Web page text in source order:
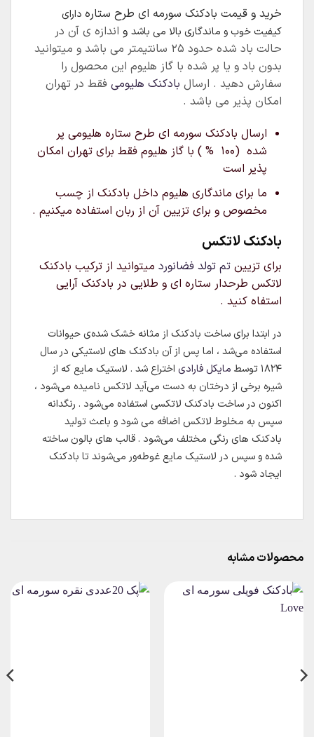
خرید و قیمت بادکنک سورمه ای طرح ستاره دارای
کیفیت خوب و ماندگاری بالا می باشد و اندازه ی آن در
حالت باد شده حدود ۲۵ سانتیمتر می باشد و میتوانید
بدون باد و یا پر شده با گاز هلیوم این محصول را
سفارش دهید . ارسال بادکنک هلیومی فقط در تهران
امکان پذیر می باشد .
ارسال بادکنک سورمه ای طرح ستاره هلیومی پر
شده (۱۰۰ % ) با گاز هلیوم فقط برای تهران امکان
پذیر است
ما برای ماندگاری هلیوم داخل بادکنک از چسب
مخصوص و برای تزیین آن از ربان استفاده میکنیم .
بادکنک لاتکس
برای تزیین تم تولد فضانورد میتوانید از ترکیب بادکنک
لاتکس طرحدار ستاره ای و طلایی در بادکنک آرایی
استفاه کنید .
در ابتدا برای ساخت بادکنک از مثانه خشک شده‌ی حیوانات
استفاده می‌شد ، اما پس از آن بادکنک های لاستیکی در سال
۱۸۲۴ توسط
مایکل فارادی اختراع شد . لاستیک مایع که از
شیره برخی از درختان به دست می‌آید لاتکس نامیده می‌شود ،
اکنون در ساخت بادکنک لاتکسی استفاده می‌شود . رنگدانه
سپس به مخلوط لاتکس اضافه می شود و باعث تولید
بادکنک های رنگی مختلف می‌شود . قالب های بالون ساخته
شده و سپس در لاستیک مایع غوطه‌ور می‌شوند تا بادکنک
ایجاد شود .
محصولات مشابه